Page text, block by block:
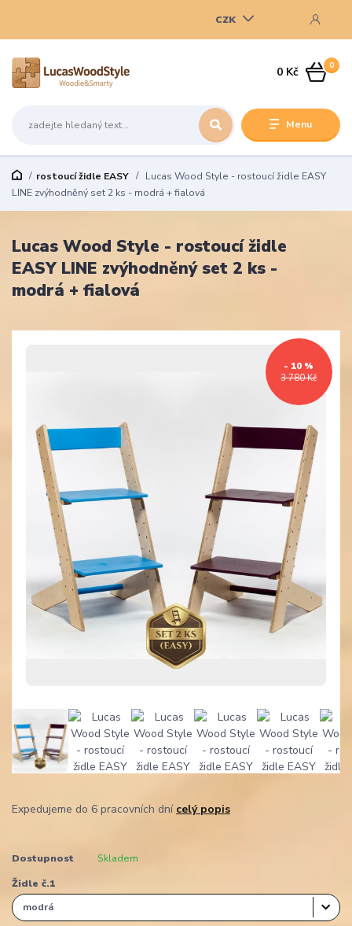
Menu
CZK
0
0 Kč
rostoucí židle EASY
Lucas Wood Style - rostoucí židle EASY
LINE zvýhodněný set 2 ks - modrá + fialová
Lucas Wood Style - rostoucí židle
EASY LINE zvýhodněný set 2 ks -
modrá + fialová
3 780 Kč
- 10 %
Expedujeme do 6 pracovních dní celý popis
Dostupnost Skladem
Židle č.1